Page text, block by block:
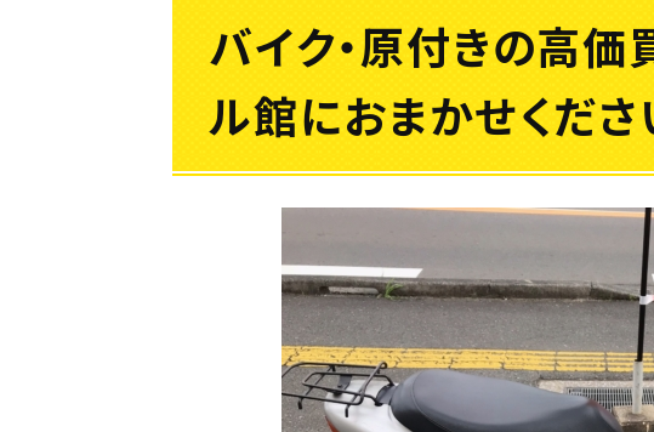
バイク・原付きの高
ル館におまかせくださ